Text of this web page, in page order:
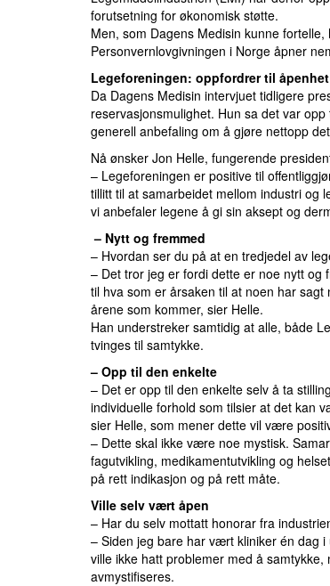
forutsetning for økonomisk støtte.
Men, som Dagens Medisin kunne fortelle,
Personvernlovgivningen i Norge åpner
Legeforeningen: oppfordrer til åpenhet
Da Dagens Medisin intervjuet tidligere
reservasjonsmulighet. Hun sa det var
generell anbefaling om å gjøre nettopp
Nå ønsker Jon Helle, fungerende
– Legeforeningen er positive til
tillitt til at samarbeidet mellom industri og
vi anbefaler legene å gi sin aksept og
– Nytt og fremmed
– Hvordan ser du på at en tredjedel av
– Det tror jeg er fordi dette er noe nytt og
til hva som er årsaken til at noen har
årene som kommer, sier Helle.
Han understreker samtidig at alle, både
tvinges til samtykke.
– Opp til den enkelte
– Det er opp til den enkelte selv å ta
individuelle forhold som tilsier at det kan
sier Helle, som mener dette vil være
– Dette skal ikke være noe mystisk.
fagutvikling, medikamentutvikling og
på rett indikasjon og på rett måte.
Ville selv vært åpen
– Har du selv mottatt honorar fra
– Siden jeg bare har vært kliniker én dag
ville ikke hatt problemer med å
avmystifiseres.